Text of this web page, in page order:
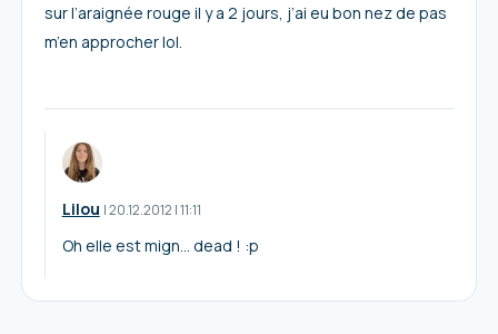
sur l’araignée rouge il y a 2 jours, j’ai eu bon nez de pas
m’en approcher lol.
Lilou I20.12.2012 |11:11
Oh elle est mign… dead ! :p